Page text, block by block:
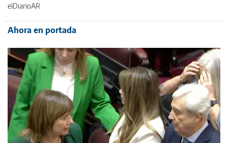
elDiarioAR
Ahora en portada